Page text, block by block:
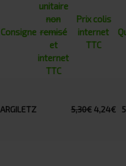
Consigne
unitaire
non
remisé
et
internet
TTC
Prix colis
internet
TTC
ARGILETZ 5,30€ 4,24€